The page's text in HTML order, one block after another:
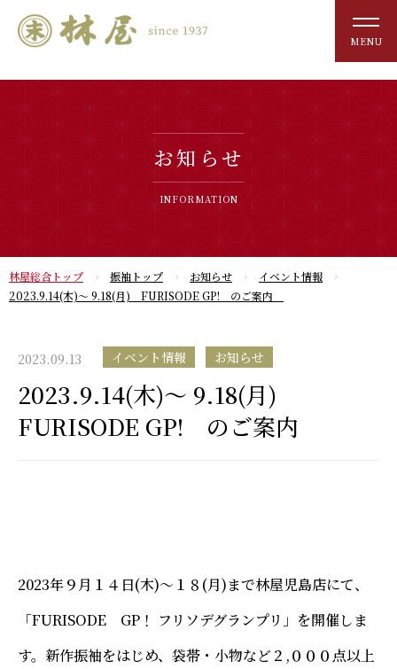
MENU
お知らせ
INFORMATION
林屋総合トップ 振袖トップ お知らせ
イベント情報
2023.9.14(木)～ 9.18(月) FURISODE GP! のご案内
2023.09.13 イベント情報 お知らせ
2023.9.14(木)～ 9.18(月)
FURISODE GP! のご案内
2023年９月１４日(木)～１８(月)まで林屋児島店にて、
「FURISODE GP！ フリソデグランプリ」を開催しま
す。新作振袖をはじめ、袋帯・小物など２,０００点以上